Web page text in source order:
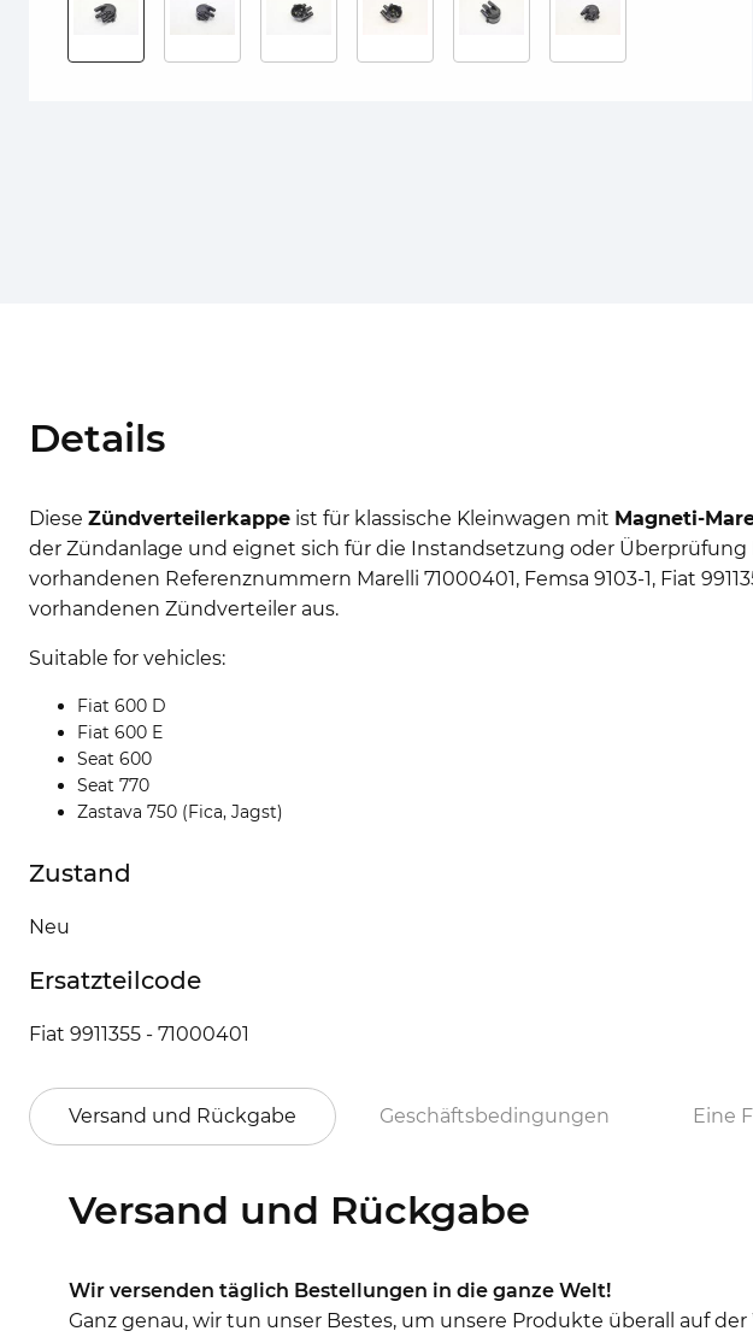
Details
Diese Zündverteilerkappe ist für klassische Kleinwagen mit Magneti-
der Zündanlage und eignet sich für die Instandsetzung oder
vorhandenen Referenznummern Marelli 71000401, Femsa 9103-1, Fiat
vorhandenen Zündverteiler aus.
Suitable for vehicles:
Fiat 600 D
Fiat 600 E
Seat 600
Seat 770
Zastava 750 (Fica, Jagst)
Zustand
Neu
Ersatzteilcode
Fiat 9911355 - 71000401
Versand und Rückgabe Geschäftsbedingungen Eine
Versand und Rückgabe
Wir versenden täglich Bestellungen in die ganze Welt!
Ganz genau, wir tun unser Bestes, um unsere Produkte überall auf der